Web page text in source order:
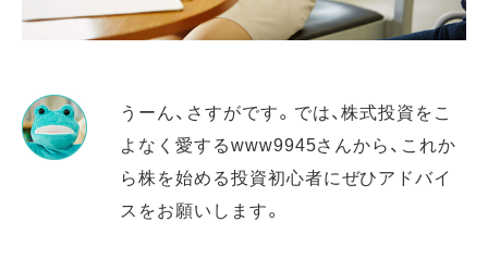
うーん、さすがです。では、株式投資をこ
よなく愛するwww9945さんから、これか
ら株を始める投資初心者にぜひアドバイ
スをお願いします。